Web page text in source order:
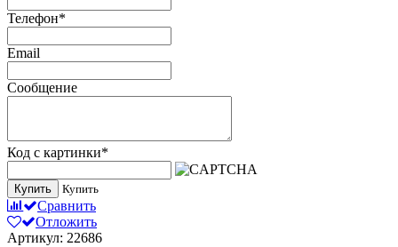
Телефон*
Email
Сообщение
Код с картинки*
Купить Купить
Сравнить
Отложить
Артикул: 22686